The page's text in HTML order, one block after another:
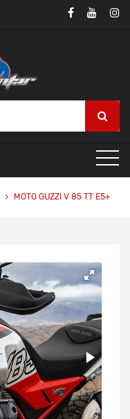
MOTO GUZZI V 85 TT E5+